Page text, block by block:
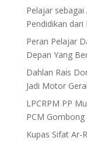
Pelajar
Pendidikan dari
Peran Pelajar
Depan Yang
Dahlan Rais
Jadi Motor
LPCRPM PP
PCM Gombong
Kupas Sifat Ar-